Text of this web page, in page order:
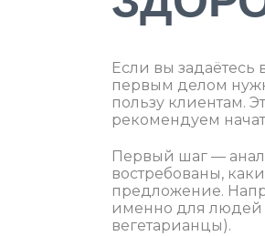
Если вы
первым делом
пользу клиентам.
рекомендуем
Первый шаг —
востребованы,
предложение.
именно для людей
вегетарианцы).